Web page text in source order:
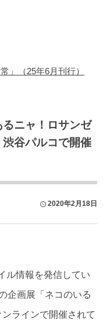
」（25年6月刊行）
ニャ！ロサンゼ
谷パルコで開催
2020年2月18日
ル情報を発信してい
企画展「ネコのいる
ラインで開催されて